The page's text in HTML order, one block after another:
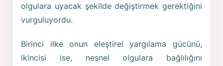
olgulara uyacak şekilde değiştirmek gerektiğini
vurguluyordu.
Birinci ilke onun eleştirel yargılama gücünü,
ikincisi ise, nesnel olgulara bağlılığını